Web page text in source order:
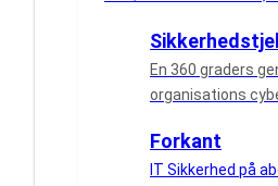
En 360 graders
organisations
Forkant
IT Sikkerhed på